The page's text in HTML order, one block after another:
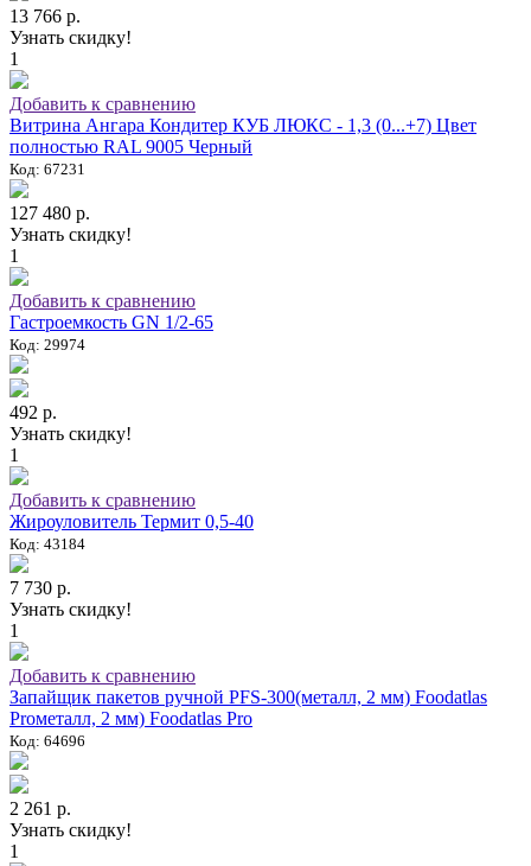
13 766 р.
Узнать скидку!
1
Добавить к сравнению
Витрина Ангара Кондитер КУБ ЛЮКС - 1,3 (0...+7) Цвет
полностью RAL 9005 Черный
Код: 67231
127 480 р.
Узнать скидку!
1
Добавить к сравнению
Гастроемкость GN 1/2-65
Код: 29974
492 р.
Узнать скидку!
1
Добавить к сравнению
Жироуловитель Термит 0,5-40
Код: 43184
7 730 р.
Узнать скидку!
1
Добавить к сравнению
Запайщик пакетов ручной PFS-300(металл, 2 мм) Foodatlas
Proметалл, 2 мм) Foodatlas Pro
Код: 64696
2 261 р.
Узнать скидку!
1